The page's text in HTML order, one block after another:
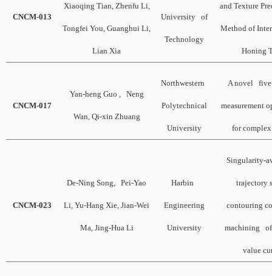
CNCM-013
Xiaoqing Tian, Zhenfu Li,
Tongfei You, Guanghui Li,
Lian Xia
University of
Technology
and Texture
Method of
Honing
CNCM-017
Yan-heng Guo , Neng
Wan, Qi-xin Zhuang
Northwestern
Polytechnical
University
A novel
measurement
for
CNCM-023
De-Ning Song, Pei-Yao
Li, Yu-Hang Xie, Jian-Wei
Ma, Jing-Hua Li
Harbin
Engineering
University
Singularity-
trajectory
contouring
machining of
value